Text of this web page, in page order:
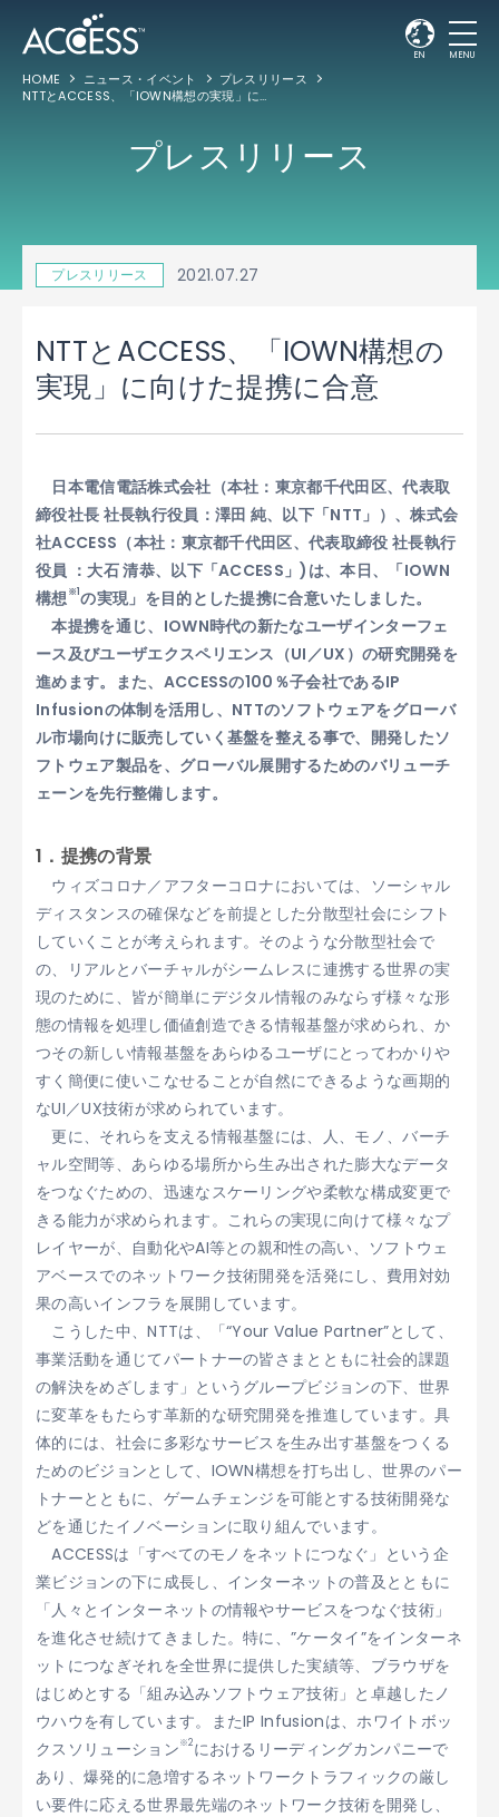
EN MENU
HOME ニュース・イベント
プレスリリース
NTTとACCESS、「IOWN構想の実現」に向けた提携に合意
プレスリリース
プレスリリース 2021.07.27
NTTとACCESS、「IOWN構想の
実現」に向けた提携に合意
日本電信電話株式会社（本社：東京都千代田区、代表取
締役社長 社長執行役員：澤田 純、以下「NTT」）、株式会
社ACCESS（本社：東京都千代田区、代表取締役 社長執行
役員 ：大石 清恭、以下「ACCESS」)は、本日、「IOWN
構想※1の実現」を目的とした提携に合意いたしました。
本提携を通じ、IOWN時代の新たなユーザインターフェ
ース及びユーザエクスペリエンス（UI／UX）の研究開発を
進めます。また、ACCESSの100％子会社であるIP
Infusionの体制を活用し、NTTのソフトウェアをグローバ
ル市場向けに販売していく基盤を整える事で、開発したソ
フトウェア製品を、グローバル展開するためのバリューチ
ェーンを先行整備します。
1．提携の背景
ウィズコロナ／アフターコロナにおいては、ソーシャル
ディスタンスの確保などを前提とした分散型社会にシフト
していくことが考えられます。そのような分散型社会で
の、リアルとバーチャルがシームレスに連携する世界の実
現のために、皆が簡単にデジタル情報のみならず様々な形
態の情報を処理し価値創造できる情報基盤が求められ、か
つその新しい情報基盤をあらゆるユーザにとってわかりや
すく簡便に使いこなせることが自然にできるような画期的
なUI／UX技術が求められています。
更に、それらを支える情報基盤には、人、モノ、バーチ
ャル空間等、あらゆる場所から生み出された膨大なデータ
をつなぐための、迅速なスケーリングや柔軟な構成変更で
きる能力が求められます。これらの実現に向けて様々なプ
レイヤーが、自動化やAI等との親和性の高い、ソフトウェ
アベースでのネットワーク技術開発を活発にし、費用対効
果の高いインフラを展開しています。
こうした中、NTTは、「“Your Value Partner”として、
事業活動を通じてパートナーの皆さまとともに社会的課題
の解決をめざします」というグループビジョンの下、世界
に変革をもたらす革新的な研究開発を推進しています。具
体的には、社会に多彩なサービスを生み出す基盤をつくる
ためのビジョンとして、IOWN構想を打ち出し、世界のパー
トナーとともに、ゲームチェンジを可能とする技術開発な
どを通じたイノベーションに取り組んでいます。
ACCESSは「すべてのモノをネットにつなぐ」という企
業ビジョンの下に成長し、インターネットの普及とともに
「人々とインターネットの情報やサービスをつなぐ技術」
を進化させ続けてきました。特に、”ケータイ”をインターネ
ットにつなぎそれを全世界に提供した実績等、ブラウザを
はじめとする「組み込みソフトウェア技術」と卓越したノ
ウハウを有しています。またIP Infusionは、ホワイトボッ
クスソリューション※2におけるリーディングカンパニーで
あり、爆発的に急増するネットワークトラフィックの厳し
い要件に応える世界最先端のネットワーク技術を開発し、